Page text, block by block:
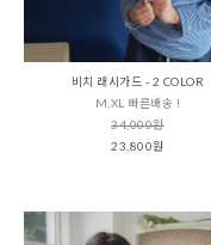
비치 래시가드 - 2 COLOR
M,XL 빠른배송 !
34,000원
23,800원